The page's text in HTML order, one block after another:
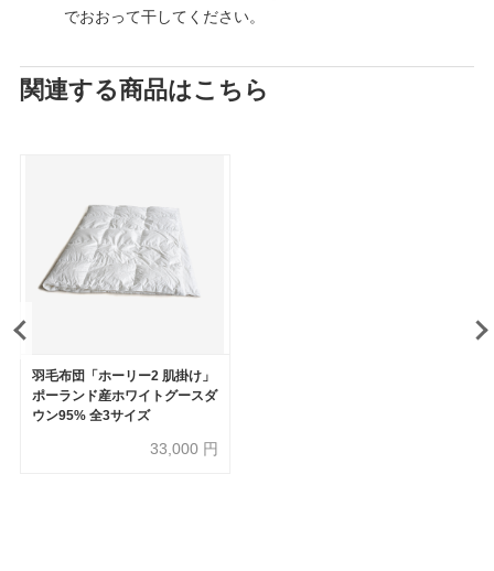
でおおって干してください。
関連する商品はこちら
羽毛布団「ホーリー2 肌掛け」
ポーランド産ホワイトグースダ
ウン95% 全3サイズ
33,000 円